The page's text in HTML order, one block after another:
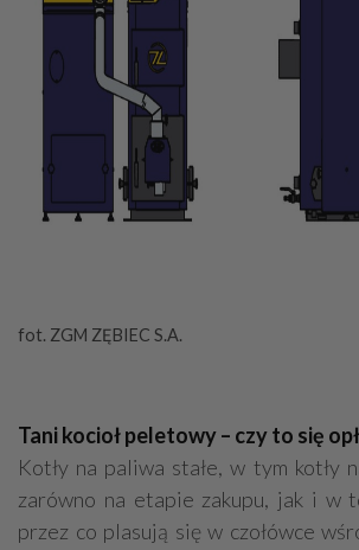
fot. ZGM ZĘBIEC S.A.
Tani kocioł peletowy – czy to się
Kotły na paliwa stałe, w tym kotły
zarówno na etapie zakupu, jak i w
przez co plasują się w czołówce